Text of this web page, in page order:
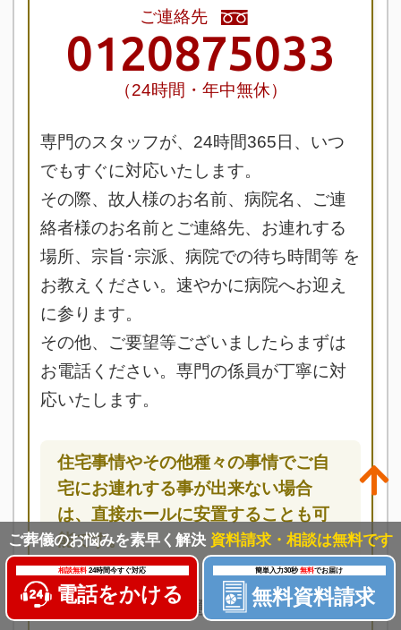
ご連絡先
0120875033
（24時間・年中無休）
専門のスタッフが、24時間365日、いつ
でもすぐに対応いたします。
その際、故人様のお名前、病院名、ご連
絡者様のお名前とご連絡先、お連れする
場所、宗旨･宗派、病院での待ち時間等 を
お教えください。速やかに病院へお迎え
に参ります。
その他、ご要望等ございましたらまずは
お電話ください。専門の係員が丁寧に対
応いたします。
住宅事情やその他種々の事情でご自
宅にお連れする事が出来ない場合
は、直接ホールに安置することも可
能です。
病院を出発する用意をする
ご葬儀のお悩みを素早く解決 資料請求・相談は無料です
相談無料 24時間今すぐ対応
電話をかける
簡単入力30秒無料でお届け
無料資料請求